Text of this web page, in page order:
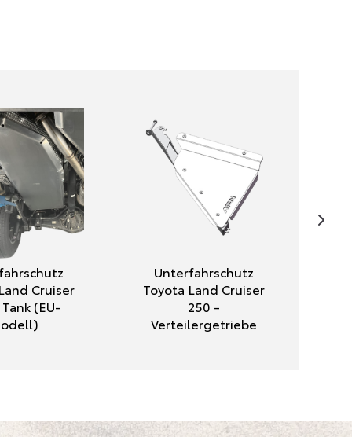
Cruiser
(EU-
Unterfahrschutz
Toyota Land Cruiser
250 –
Verteilergetriebe